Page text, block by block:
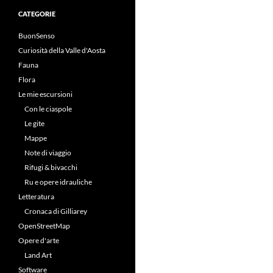
CATEGORIE
BuonSenso
Curiosità della Valle d'Aosta
Fauna
Flora
Le mie escursioni
Con le ciaspole
Le gite
Mappe
Note di viaggio
Rifugi & bivacchi
Ru e opere idrauliche
Letteratura
Cronaca di Gilliarey
OpenStreetMap
Opere d'arte
Land Art
Software